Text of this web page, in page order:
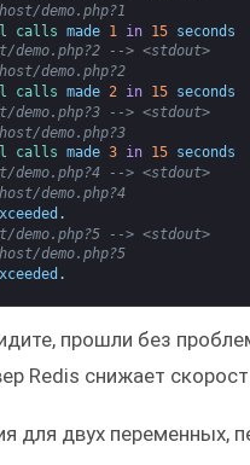
demo.php?1
calls made 1 in 15
seconds
--> <stdout>
demo.php?2
calls made 2 in 15
seconds
--> <stdout>
demo.php?3
calls made 3 in 15
seconds
--> <stdout>
demo.php?4
.
--> <stdout>
demo.php?5
.
прошли без
Redis снижает
для двух переменных,